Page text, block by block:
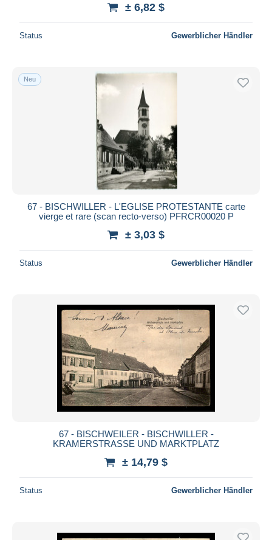
± 6,82 $
Status Gewerblicher Händler
Neu
67 - BISCHWILLER - L'EGLISE PROTESTANTE carte
vierge et rare (scan recto-verso) PFRCR00020 P
± 3,03 $
Status Gewerblicher Händler
67 - BISCHWEILER - BISCHWILLER -
KRAMERSTRASSE UND MARKTPLATZ
± 14,79 $
Status Gewerblicher Händler